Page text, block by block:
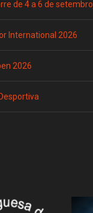
de 4 a 6 de setembro
International 2026
2026